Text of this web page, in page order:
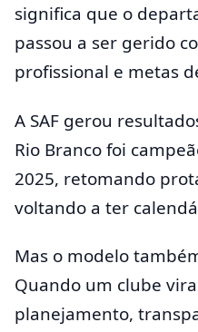
significa que o
passou a ser gerido
profissional e metas
A SAF gerou
Rio Branco foi
2025, retomando
voltando a ter
Mas o modelo
Quando um clube
planejamento,